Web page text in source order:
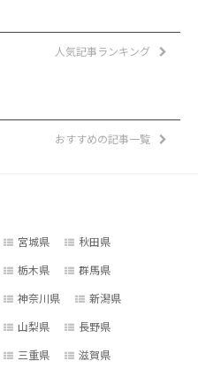
人気記事ランキング
おすすめの記事一覧
宮城県
秋田県
栃木県
群馬県
神奈川県
新潟県
山梨県
長野県
三重県 滋賀県